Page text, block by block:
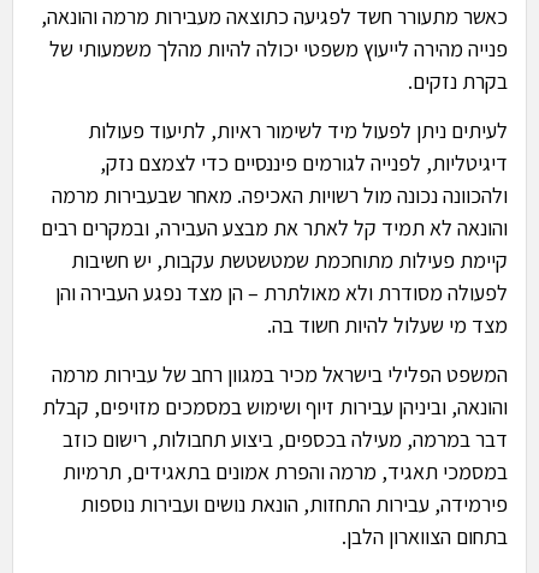
כאשר מתעורר חשד לפגיעה כתוצאה מעבירות מרמה והונאה,
פנייה מהירה לייעוץ משפטי יכולה להיות מהלך משמעותי של
בקרת נזקים.
לעיתים ניתן לפעול מיד לשימור ראיות, לתיעוד פעולות
דיגיטליות, לפנייה לגורמים פיננסיים כדי לצמצם נזק,
ולהכוונה נכונה מול רשויות האכיפה. מאחר שבעבירות מרמה
והונאה לא תמיד קל לאתר את מבצע העבירה, ובמקרים רבים
קיימת פעילות מתוחכמת שמטשטשת עקבות, יש חשיבות
לפעולה מסודרת ולא מאולתרת – הן מצד נפגע העבירה והן
מצד מי שעלול להיות חשוד בה.
המשפט הפלילי בישראל מכיר במגוון רחב של עבירות מרמה
והונאה, וביניהן עבירות זיוף ושימוש במסמכים מזויפים, קבלת
דבר במרמה, מעילה בכספים, ביצוע תחבולות, רישום כוזב
במסמכי תאגיד, מרמה והפרת אמונים בתאגידים, תרמיות
פירמידה, עבירות התחזות, הונאת נושים ועבירות נוספות
בתחום הצווארון הלבן.